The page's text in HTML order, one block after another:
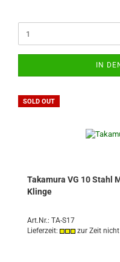
IN
SOLD OUT
Takamura VG 10 Stahl
Klinge
Art.Nr.: TA-S17
Lieferzeit:
zur Zeit